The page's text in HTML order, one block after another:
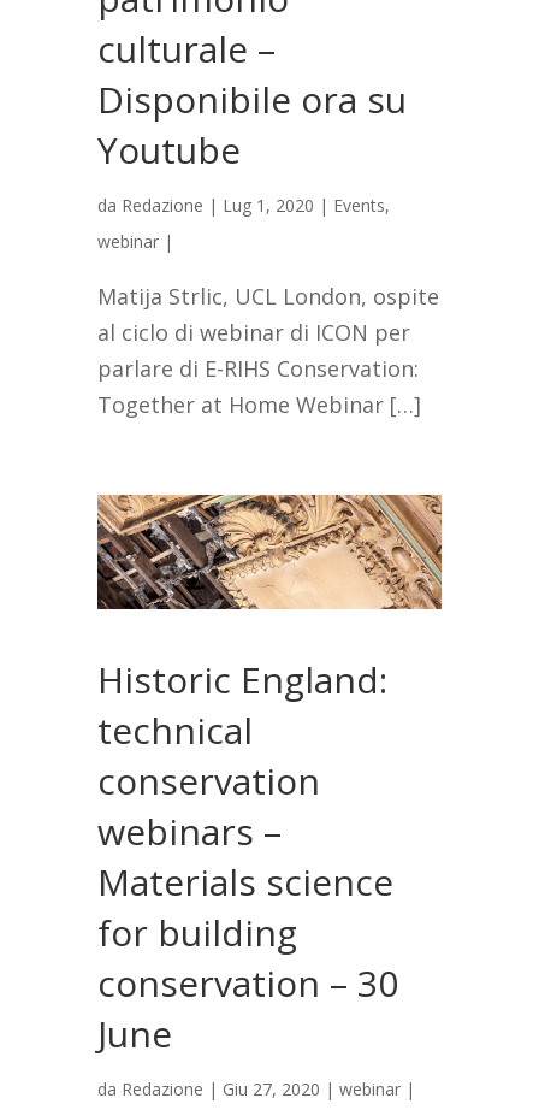
culturale –
Disponibile ora su
Youtube
da Redazione | Lug 1, 2020 | Events,
webinar|
Matija Strlic, UCL London, ospite
al ciclo di webinar di ICON per
parlare di E-RIHS Conservation:
Together at Home Webinar […]
Historic England:
technical
conservation
webinars –
Materials science
for building
conservation – 30
June
da Redazione | Giu 27, 2020 | webinar|